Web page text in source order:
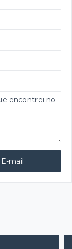
E-mail